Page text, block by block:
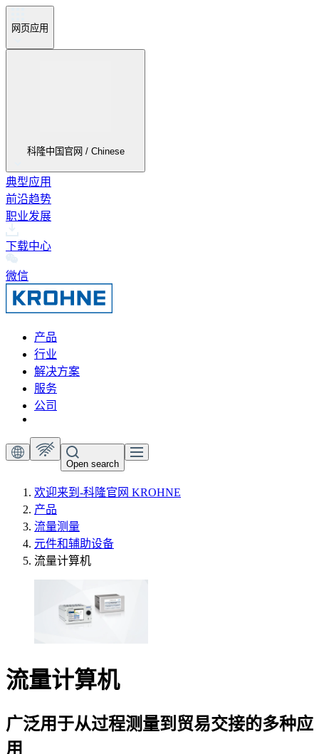
网页应用
科隆中国官网 / Chinese
典型应用
前沿趋势
职业发展
下载中心
微信
产品
行业
解决方案
服务
公司
Open search
欢迎来到-科隆官网 KROHNE
产品
流量测量
元件和辅助设备
流量计算机
流量计算机
广泛用于从过程测量到贸易交接的多种应
用